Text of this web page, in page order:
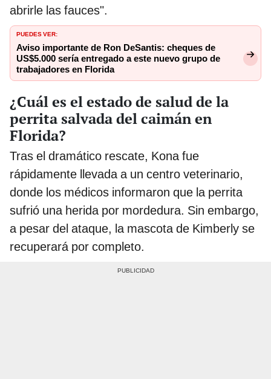
abrirle las fauces".
PUEDES VER:
Aviso importante de Ron DeSantis: cheques de
US$5.000 sería entregado a este nuevo grupo de
trabajadores en Florida
¿Cuál es el estado de salud de la
perrita salvada del caimán en
Florida?
Tras el dramático rescate, Kona fue
rápidamente llevada a un centro veterinario,
donde los médicos informaron que la perrita
sufrió una herida por mordedura. Sin embargo,
a pesar del ataque, la mascota de Kimberly se
recuperará por completo.